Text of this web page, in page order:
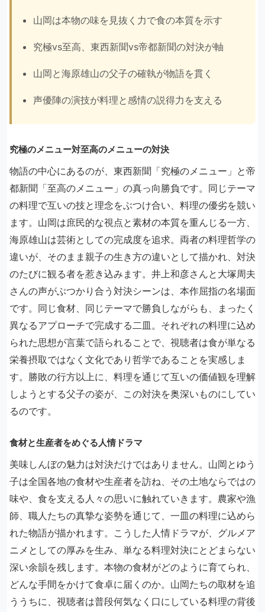
山岡は本物の味を見抜く力で食の本質を示す
究極vs至高、東西新聞vs帝都新聞の対決が軸
山岡と海原雄山の父子の確執が物語を貫く
声優陣の演技が料理と感情の説得力を支える
究極のメニュー対至高のメニューの対決
物語の中心にあるのが、東西新聞「究極のメニュー」と帝
都新聞「至高のメニュー」の真っ向勝負です。同じテーマ
の料理で互いの技と理念をぶつけ合い、料理の優劣を競い
ます。山岡は庶民的な視点と素材の本質を重んじる一方、
海原雄山は芸術としての完成度を追求。両者の料理哲学の
違いが、そのまま親子の生き方の違いとして描かれ、対決
のたびに観る者を惹き込みます。井上和彦さんと大塚周夫
さんの声がぶつかり合う対決シーンは、本作屈指の名場面
です。同じ食材、同じテーマで勝負しながらも、まったく
異なるアプローチで完成する二皿。それぞれの料理に込め
られた思想が言葉で語られることで、視聴者は食が単なる
栄養摂取ではなく文化であり哲学であることを実感しま
す。勝敗の行方以上に、料理を通じて互いの価値観を理解
しようとする父子の姿が、この対決を奥深いものにしてい
るのです。
食材と生産者をめぐる人情ドラマ
美味しんぼの魅力は対決だけではありません。山岡とゆう
子は全国各地の食材や生産者を訪ね、その土地ならではの
味や、食を支える人々の思いに触れていきます。農家や漁
師、職人たちの真摯な姿勢を通じて、一皿の料理に込めら
れた物語が描かれます。こうした人情ドラマが、グルメア
ニメとしての厚みを生み、単なる料理対決にとどまらない
深い余韻を残します。本物の食材がどのように育てられ、
どんな手間をかけて食卓に届くのか。山岡たちの取材を追
ううちに、視聴者は普段何気なく口にしている料理の背後